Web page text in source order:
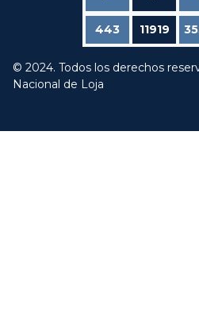
443 11919
© 2024. Todos los derechos
Nacional de Loja